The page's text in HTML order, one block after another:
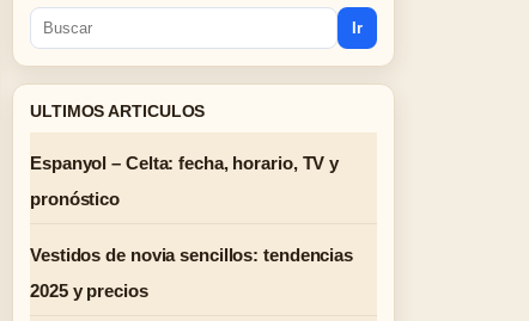
Ir
ULTIMOS ARTICULOS
Espanyol – Celta: fecha, horario, TV y
pronóstico
Vestidos de novia sencillos: tendencias
2025 y precios